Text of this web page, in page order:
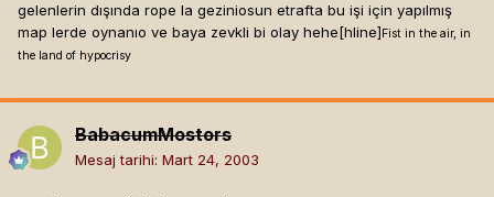
gelenlerin dışında rope la geziniosun etrafta bu işi için yapılmış
map lerde oynanıo ve baya zevkli bi olay hehe[hline] Fist in the air, in
the land of hypocrisy
BabacumMostors
Mesaj tarihi: Mart 24, 2003